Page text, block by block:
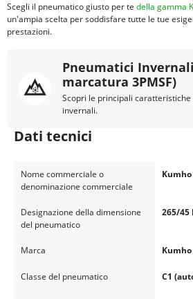
Scegli il pneumatico giusto per te della gamma
un'ampia scelta per soddisfare tutte le tue
prestazioni.
Pneumatici
marcatura 3PMSF)
Scopri le principali
invernali.
Dati tecnici
Nome commerciale o
denominazione commerciale
Kumho
Designazione della dimensione
del pneumatico
265/45
Marca Kumho
Classe del pneumatico C1